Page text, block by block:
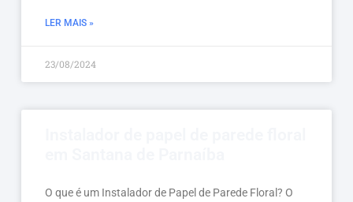
LER MAIS »
23/08/2024
O que é um Instalador de Papel de Parede Floral? O